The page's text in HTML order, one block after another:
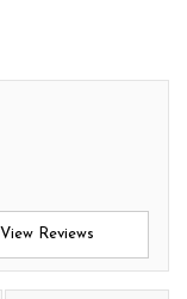
View Reviews